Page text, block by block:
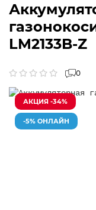
LM2133B-Z
0
АКЦИЯ -34%
-5% ОНЛАЙН